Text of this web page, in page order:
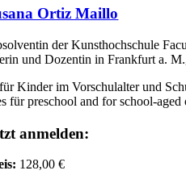
Ortiz Maillo
der Kunsthochschule
und Dozentin in Frankfurt a.
Kinder im Vorschulalter und
für preschool and for school-
anmelden:
128,00 €